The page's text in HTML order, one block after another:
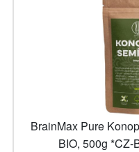
BrainMax Pure
BIO, 500g *CZ-